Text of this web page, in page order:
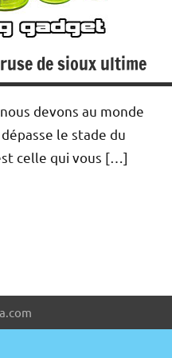
de sioux ultime
devons au monde
le stade du
celle qui vous […]